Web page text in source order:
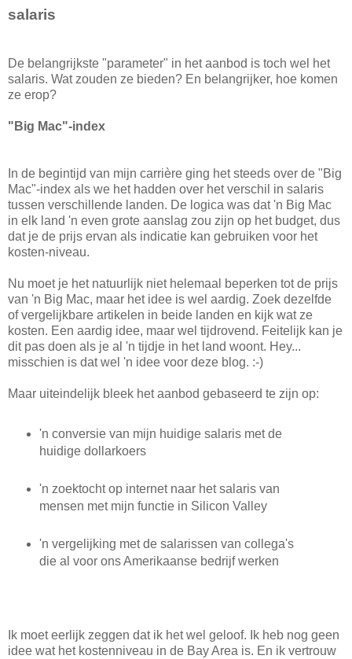
salaris
De belangrijkste "parameter" in het aanbod is toch wel het
salaris. Wat zouden ze bieden? En belangrijker, hoe komen
ze erop?
"Big Mac"-index
In de begintijd van mijn carrière ging het steeds over de "Big
Mac"-index als we het hadden over het verschil in salaris
tussen verschillende landen. De logica was dat 'n Big Mac
in elk land 'n even grote aanslag zou zijn op het budget, dus
dat je de prijs ervan als indicatie kan gebruiken voor het
kosten-niveau.
Nu moet je het natuurlijk niet helemaal beperken tot de prijs
van 'n Big Mac, maar het idee is wel aardig. Zoek dezelfde
of vergelijkbare artikelen in beide landen en kijk wat ze
kosten. Een aardig idee, maar wel tijdrovend. Feitelijk kan je
dit pas doen als je al 'n tijdje in het land woont. Hey...
misschien is dat wel 'n idee voor deze blog. :-)
Maar uiteindelijk bleek het aanbod gebaseerd te zijn op:
'n conversie van mijn huidige salaris met de
huidige dollarkoers
'n zoektocht op internet naar het salaris van
mensen met mijn functie in Silicon Valley
'n vergelijking met de salarissen van collega's
die al voor ons Amerikaanse bedrijf werken
Ik moet eerlijk zeggen dat ik het wel geloof. Ik heb nog geen
idee wat het kostenniveau in de Bay Area is. En ik vertrouw